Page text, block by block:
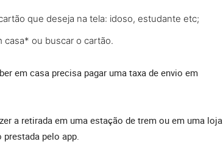
que deseja na tela: idoso, estudante etc;
casa* ou buscar o cartão.
em casa precisa pagar uma taxa de envio em
a retirada em uma estação de trem ou em uma loja
pelo app.